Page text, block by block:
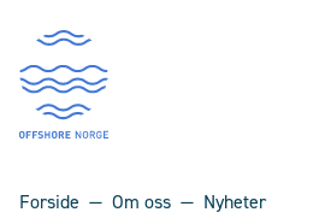
Forside Om oss Nyheter